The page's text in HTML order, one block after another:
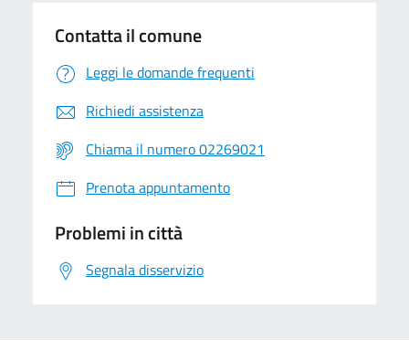
Contatta il comune
Leggi le domande frequenti
Richiedi assistenza
Chiama il numero 02269021
Prenota appuntamento
Problemi in città
Segnala disservizio